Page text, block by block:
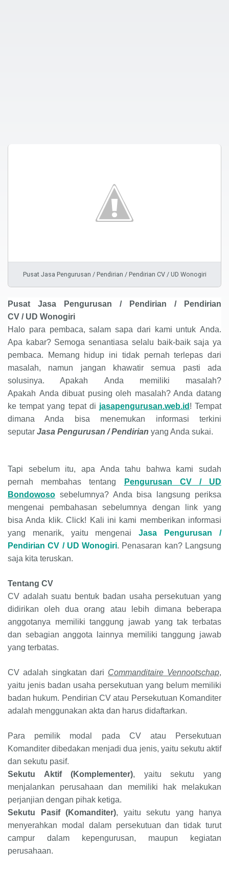
Pusat Jasa Pengurusan / Pendirian / Pendirian CV / UD Wonogiri
Pusat Jasa Pengurusan / Pendirian /
Pendirian
CV / UD Wonogiri
Halo para pembaca, salam sapa dari kami untuk Anda.
Apa kabar? Semoga senantiasa selalu baik-baik saja ya
pembaca. Memang hidup ini tidak pernah terlepas dari
masalah, namun jangan khawatir semua pasti ada
solusinya. Apakah Anda memiliki masalah?
Apakah Anda dibuat pusing oleh masalah? Anda datang
ke tempat yang tepat di jasapengurusan.web.id ! Tempat
dimana Anda bisa menemukan informasi terkini
seputar Jasa Pengurusan / Pendirian yang Anda sukai.
Tapi sebelum itu, apa Anda tahu bahwa kami sudah
pernah membahas tentang
Pengurusan CV / UD
Bondowoso sebelumnya? Anda bisa langsung periksa
mengenai pembahasan sebelumnya dengan link yang
bisa Anda klik. Click! Kali ini kami memberikan informasi
yang menarik, yaitu mengenaiJasa Pengurusan /
Pendirian CV / UDWonogiri. Penasaran kan? Langsung
saja kita teruskan.
Tentang CV
CV adalah suatu bentuk badan usaha persekutuan yang
didirikan oleh dua orang atau lebih dimana beberapa
anggotanya memiliki tanggung jawab yang tak terbatas
dan sebagian anggota lainnya memiliki tanggung jawab
yang terbatas.
CV adalah singkatan dari Commanditaire Vennootschap,
yaitu jenis badan usaha persekutuan yang belum memiliki
badan hukum. Pendirian CV atau Persekutuan Komanditer
adalah menggunakan akta dan harus didaftarkan.
Para pemilik modal pada CV atau Persekutuan
Komanditer dibedakan menjadi dua jenis, yaitu sekutu aktif
dan sekutu pasif.
Sekutu Aktif
(Komplementer), yaitu sekutu yang
menjalankan perusahaan dan memiliki hak melakukan
perjanjian dengan pihak ketiga.
Sekutu Pasif (Komanditer), yaitu sekutu yang hanya
menyerahkan modal dalam persekutuan dan tidak turut
campur dalam kepengurusan, maupun kegiatan
perusahaan.